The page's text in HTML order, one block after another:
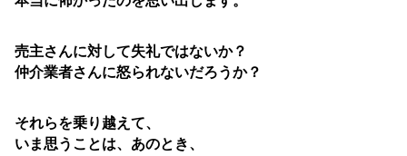
売主さんに対して失礼ではないか？
仲介業者さんに怒られないだろうか？
それらを乗り越えて、
いま思うことは、あのとき、